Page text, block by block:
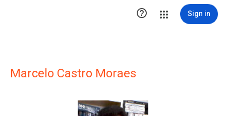
 Sign in
Marcelo Castro Moraes